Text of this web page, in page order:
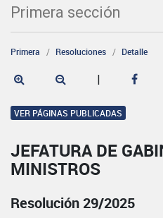
Primera sección
Primera Resoluciones Detalle
|
VER PÁGINAS PUBLICADAS
JEFATURA DE
MINISTROS
Resolución 29/2025